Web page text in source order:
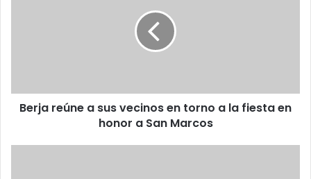
Berja reúne a sus vecinos en torno a la fiesta en
honor a San Marcos